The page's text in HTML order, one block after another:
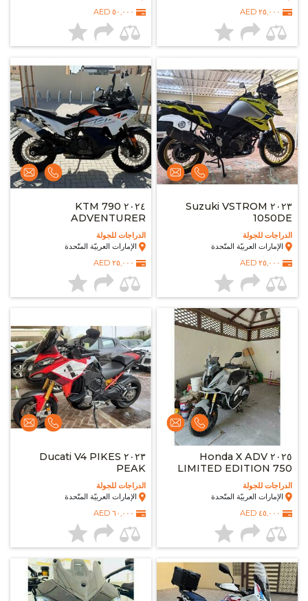
٢٥,٠٠٠ AED
٥٠,٠٠٠ AED
٢٠٢٣ Suzuki VSTROM
1050DE
الدراجات للجولة
الإمارات العربيّة المتّحدة
٢٥,٠٠٠ AED
٢٠٢٤ KTM 790
ADVENTURER
الدراجات للجولة
الإمارات العربيّة المتّحدة
٢٥,٠٠٠ AED
٢٠٢٥ Honda X ADV
LIMITED EDITION 750
الدراجات للجولة
الإمارات العربيّة المتّحدة
٤٥,٠٠٠ AED
٢٠٢٣ Ducati V4 PIKES
PEAK
الدراجات للجولة
الإمارات العربيّة المتّحدة
٦٠,٠٠٠ AED